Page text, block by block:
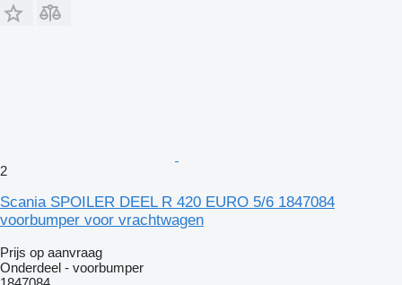
2
Scania SPOILER DEEL R 420 EURO 5/6 1847084
voorbumper voor vrachtwagen
Prijs op aanvraag
Onderdeel - voorbumper